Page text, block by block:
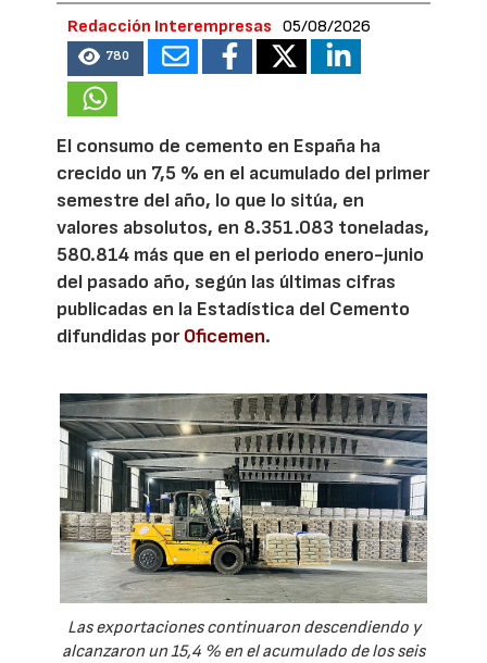
Redacción Interempresas 05/08/2026
780
El consumo de cemento en España ha
crecido un 7,5 % en el acumulado del primer
semestre del año, lo que lo sitúa, en
valores absolutos, en 8.351.083 toneladas,
580.814 más que en el periodo enero-junio
del pasado año, según las últimas cifras
publicadas en la Estadística del Cemento
difundidas porOficemen.
Las exportaciones continuaron descendiendo y
alcanzaron un 15,4 % en el acumulado de los seis